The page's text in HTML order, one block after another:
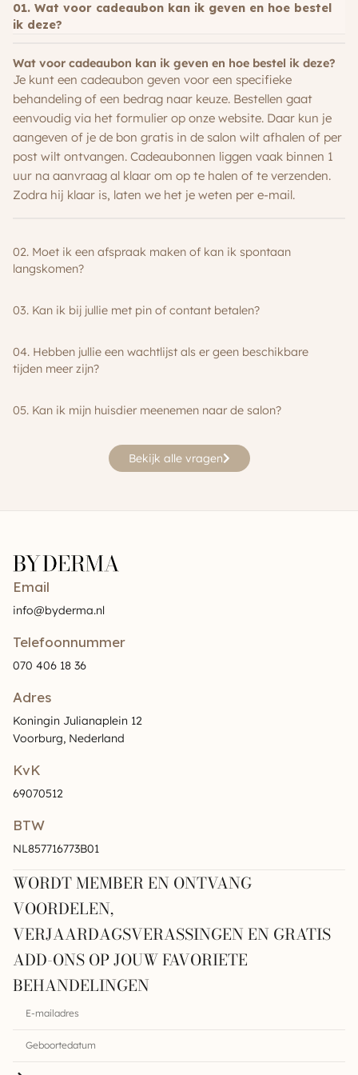
01. Wat voor cadeaubon kan ik geven en hoe bestel
ik deze?
02. Moet ik een afspraak maken of kan ik spontaan
langskomen?
03. Kan ik bij jullie met pin of contant betalen?
04. Hebben jullie een wachtlijst als er geen beschikbare
tijden meer zijn?
05. Kan ik mijn huisdier meenemen naar de salon?
Wat voor cadeaubon kan ik geven en hoe bestel ik deze?
Je kunt een cadeaubon geven voor een specifieke
behandeling of een bedrag naar keuze. Bestellen gaat
eenvoudig via het formulier op onze website. Daar kun je
aangeven of je de bon gratis in de salon wilt afhalen of per
post wilt ontvangen. Cadeaubonnen liggen vaak binnen 1
uur na aanvraag al klaar om op te halen of te verzenden.
Zodra hij klaar is, laten we het je weten per e-mail.
Bekijk alle vragen
Email
info@byderma.nl
Telefoonnummer
070 406 18 36
Adres
Koningin Julianaplein 12
Voorburg, Nederland
KvK
69070512
BTW
NL857716773B01
WORDT MEMBER EN ONTVANG
VOORDELEN,
VERJAARDAGSVERASSINGEN EN GRATIS
ADD-ONS OP JOUW FAVORIETE
BEHANDELINGEN